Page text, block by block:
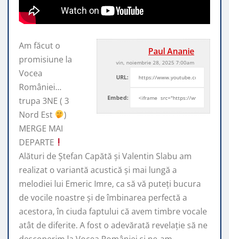
Paul Ananie
vin, noiembrie 28, 2025 7:00am
URL:
Embed:
Am făcut o
promisiune la
Vocea
României…
trupa 3NE ( 3
Nord Est
)
MERGE MAI
DEPARTE
Alături de Ștefan Capătă și Valentin Slabu am
realizat o variantă acustică și mai lungă a
melodiei lui Emeric Imre, ca să vă puteți bucura
de vocile noastre și de îmbinarea perfectă a
acestora, în ciuda faptului că avem timbre vocale
atât de diferite. A fost o adevărată revelație să ne